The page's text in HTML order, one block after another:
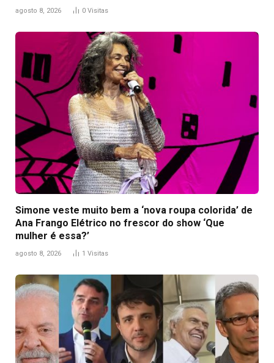
agosto 8, 2026 0 Visitas
Simone veste muito bem a ‘nova roupa colorida’ de
Ana Frango Elétrico no frescor do show ‘Que
mulher é essa?’
agosto 8, 2026 1 Visitas